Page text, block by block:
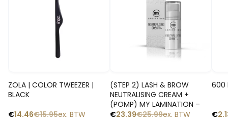
ZOLA | COLOR TWEEZER |
BLACK
€15.95
€14.46 ex. BTW
(STEP 2) LASH & BROW
NEUTRALISING CREAM +
(POMP) MY LAMINATION –
€25.99
€23.39 ex. BTW
600
€